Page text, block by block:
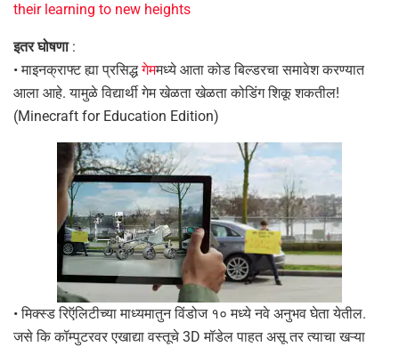
their learning to new heights
इतर घोषणा:
• माइनक्राफ्ट ह्या प्रसिद्धगेममध्ये आता कोड बिल्डरचा समावेश करण्यात
आला आहे. यामुळे विद्यार्थी गेम खेळता खेळता कोडिंग शिकू शकतील!
(Minecraft for Education Edition)
• मिक्स्ड रिऍलिटीच्या माध्यमातुन विंडोज १० मध्ये नवे अनुभव घेता येतील.
जसे कि कॉम्पुटरवर एखाद्या वस्तूचे 3D मॉडेल पाहत असू तर त्याचा खऱ्या